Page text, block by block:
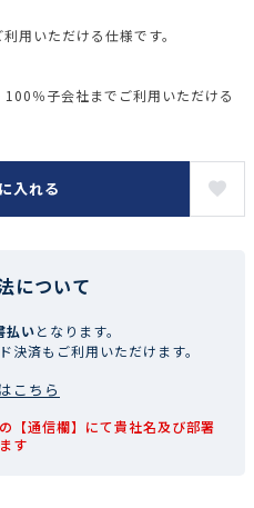
用いただける仕様です。
％子会社までご利用いただける
入れる
について
払いとなります。
決済もご利用いただけます。
こちら
【通信欄】にて貴社名及び部署
す